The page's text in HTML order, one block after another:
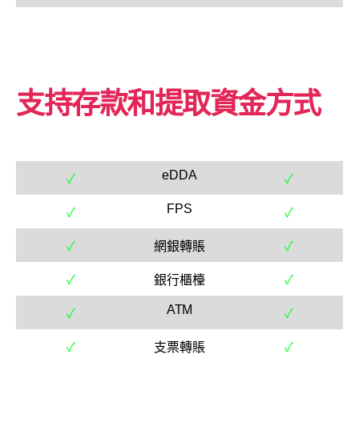
支持存款和提取資金方式
✓ eDDA ✓
✓ FPS ✓
✓ 網銀轉賬 ✓
✓ 銀行櫃檯 ✓
✓ ATM ✓
✓ 支票轉賬 ✓